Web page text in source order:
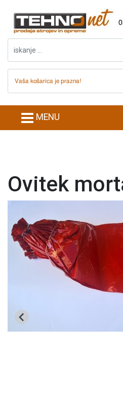
Vaša košarica je prazna!
MENU
Ovitek